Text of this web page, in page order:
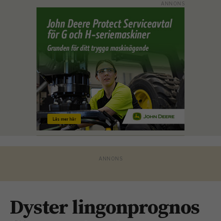
Dyster lingonprognos